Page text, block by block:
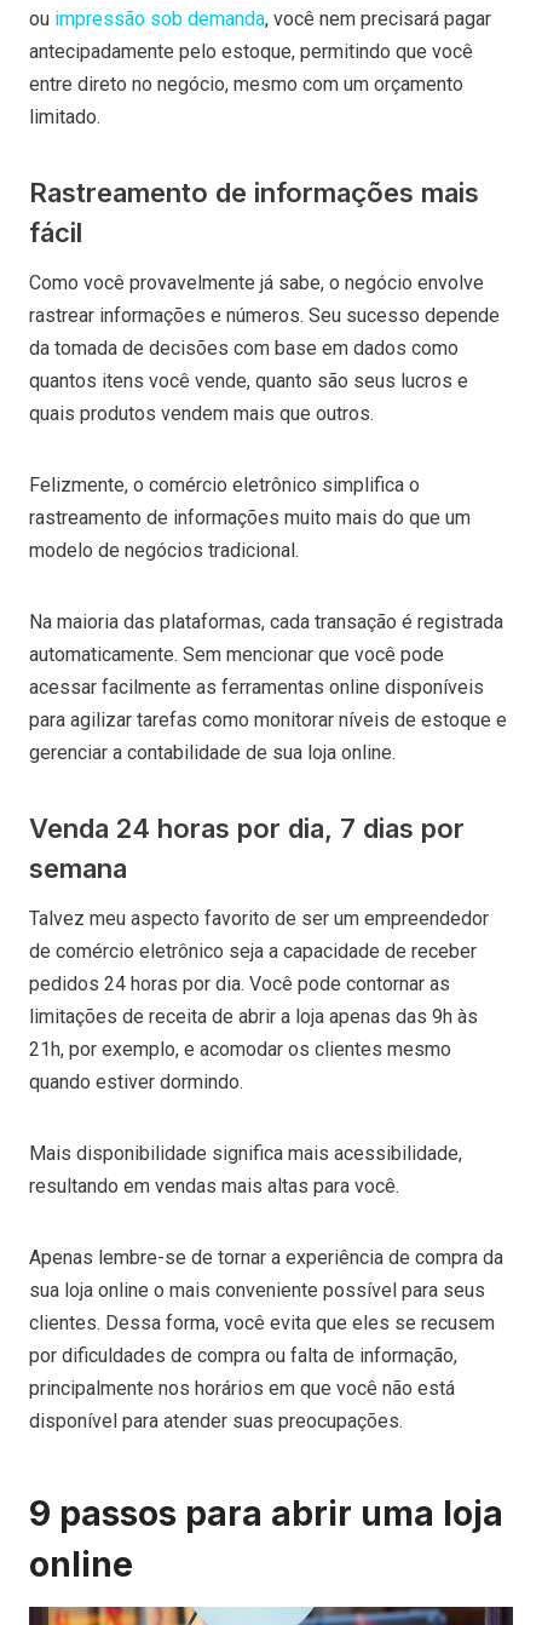
ou impressão sob demanda, você nem precisará pagar
antecipadamente pelo estoque, permitindo que você
entre direto no negócio, mesmo com um orçamento
limitado.
Rastreamento de informações mais
fácil
Como você provavelmente já sabe, o negócio envolve
rastrear informações e números. Seu sucesso depende
da tomada de decisões com base em dados como
quantos itens você vende, quanto são seus lucros e
quais produtos vendem mais que outros.
Felizmente, o comércio eletrônico simplifica o
rastreamento de informações muito mais do que um
modelo de negócios tradicional.
Na maioria das plataformas, cada transação é registrada
automaticamente. Sem mencionar que você pode
acessar facilmente as ferramentas online disponíveis
para agilizar tarefas como monitorar níveis de estoque e
gerenciar a contabilidade de sua loja online.
Venda 24 horas por dia, 7 dias por
semana
Talvez meu aspecto favorito de ser um empreendedor
de comércio eletrônico seja a capacidade de receber
pedidos 24 horas por dia. Você pode contornar as
limitações de receita de abrir a loja apenas das 9h às
21h, por exemplo, e acomodar os clientes mesmo
quando estiver dormindo.
Mais disponibilidade significa mais acessibilidade,
resultando em vendas mais altas para você.
Apenas lembre-se de tornar a experiência de compra da
sua loja online o mais conveniente possível para seus
clientes. Dessa forma, você evita que eles se recusem
por dificuldades de compra ou falta de informação,
principalmente nos horários em que você não está
disponível para atender suas preocupações.
9 passos para abrir uma loja
online